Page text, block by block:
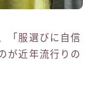
「服選びに自信
が近年流行りの